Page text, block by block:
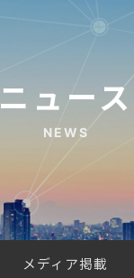
ニュース
NEWS
メディア掲載